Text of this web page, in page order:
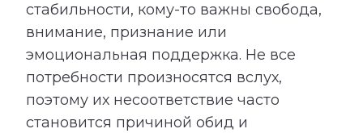
стабильности, кому-то важны свобода,
внимание, признание или
эмоциональная поддержка. Не все
потребности произносятся вслух,
поэтому их несоответствие часто
становится причиной обид и